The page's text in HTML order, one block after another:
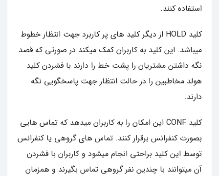
استفاده کنند.
کلید HOLD از دیگر کلید های پر کاربرد جهت انتظار خطوط
میباشد. این کلید به کاربران کمک میکند در صورتی که قصد
نگه داشتن مشتریان را پشت خط را دارند با فشردن کلید
هولد مخاطبین را در حالت انتظار جهت پاسخگویی نگه
دارند.
کلید CONF این امکان را به کاربران میدهد که تماس هایی
بصورت کنفرانس برقرار کنند. تماس های گروهی یا کنفرانس
توسط این کلید براحتی انجام میشود و کاربران با فشردن
آن میتوانند با چندین نفر گروهی تماس بگیرند و همزمان